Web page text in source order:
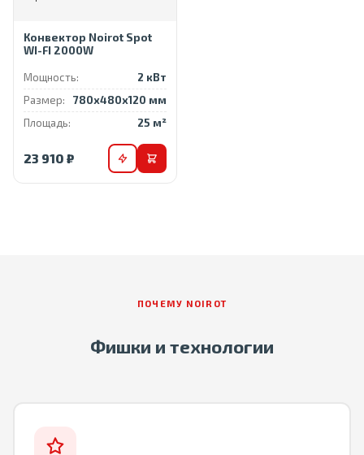
Конвектор Noirot Spot
WI-FI 2000W
Мощность:
2 кВт
Размер:
780x480x120 мм
Площадь:
25 м²
23 910 ₽
ПОЧЕМУ NOIROT
Фишки и технологии